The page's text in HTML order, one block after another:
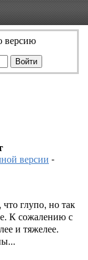
версию
версии -
глупо, но так
К сожалению с
и тяжелее.